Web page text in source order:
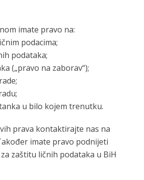
imate pravo na:
podacima;
podataka;
(„pravo na zaborav“);
u bilo kojem trenutku.
prava kontaktirajte nas na
imate pravo podnijeti
zaštitu ličnih podataka u BiH